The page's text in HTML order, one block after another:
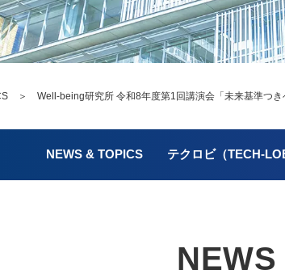
＞ Well-being研究所 令和8年度第1回講演会「未来基準つき
NEWS & TOPICS テクロビ（TECH-